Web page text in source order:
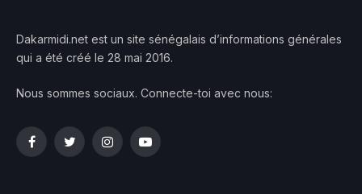
Dakarmidi.net est un site sénégalais d’informations générales
qui a été créé le 28 mai 2016.
Nous sommes sociaux. Connecte-toi avec nous:
FacebookTwitterInstagramYouTube